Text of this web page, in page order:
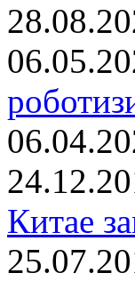
Китае